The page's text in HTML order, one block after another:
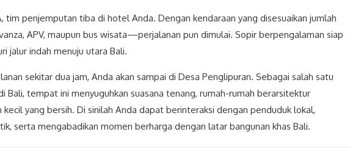
tim penjemputan tiba di hotel Anda. Dengan kendaraan yang disesuaikan jumlah
APV, maupun bus wisata—perjalanan pun dimulai. Sopir berpengalaman siap
jalur indah menuju utara Bali.
sekitar dua jam, Anda akan sampai di Desa Penglipuran. Sebagai salah satu
Bali, tempat ini menyuguhkan suasana tenang, rumah-rumah berarsitektur
kecil yang bersih. Di sinilah Anda dapat berinteraksi dengan penduduk lokal,
serta mengabadikan momen berharga dengan latar bangunan khas Bali.